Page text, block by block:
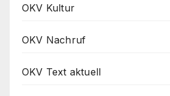
OKV Kultur
OKV Nachruf
OKV Text aktuell